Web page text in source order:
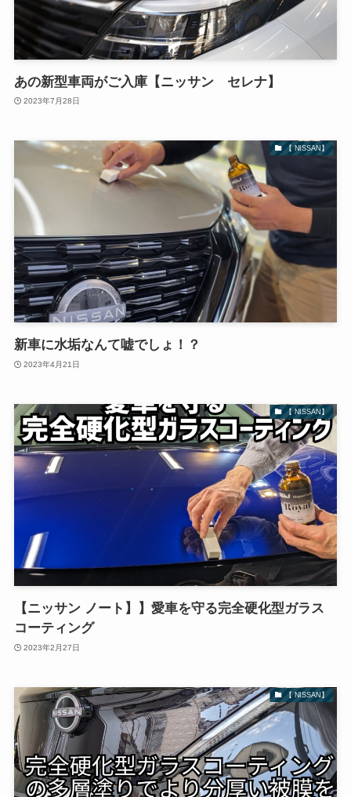
あの新型車両がご入庫【ニッサン セレナ】
2023年7月28日
【 NISSAN】
新車に水垢なんて嘘でしょ！？
2023年4月21日
【 NISSAN】
【ニッサン ノート】】愛車を守る完全硬化型ガラス
コーティング
2023年2月27日
【 NISSAN】